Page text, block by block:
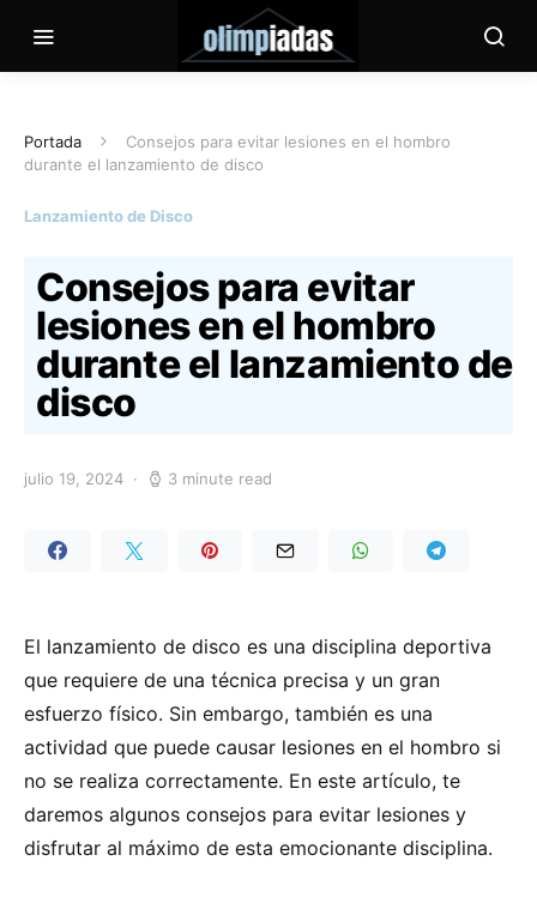
Portada
Consejos para evitar lesiones en el hombro
durante el lanzamiento de disco
Lanzamiento de Disco
Consejos para evitar
lesiones en el hombro
durante el lanzamiento de
disco
julio 19, 2024 3 minute read
El lanzamiento de disco es una disciplina deportiva
que requiere de una técnica precisa y un gran
esfuerzo físico. Sin embargo, también es una
actividad que puede causar lesiones en el hombro si
no se realiza correctamente. En este artículo, te
daremos algunos consejos para evitar lesiones y
disfrutar al máximo de esta emocionante disciplina.